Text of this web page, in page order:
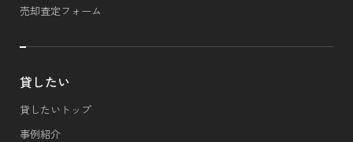
売却査定フォーム
貸したい
貸したいトップ
事例紹介